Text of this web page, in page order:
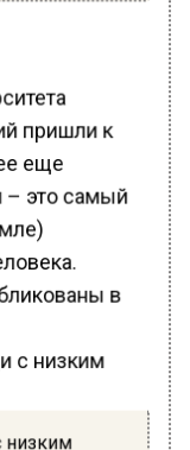
пришли к
еще
это самый
в
низким